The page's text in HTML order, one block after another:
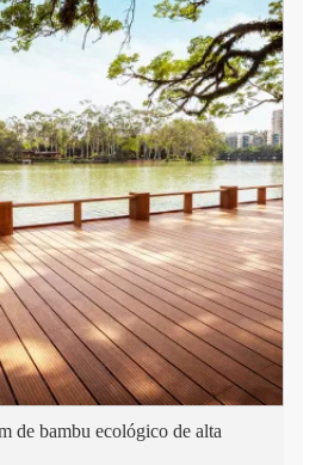
de bambu ecológico de alta